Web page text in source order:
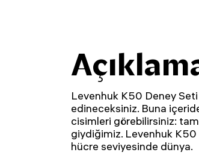
Levenhuk K50 Deney
edineceksiniz. Buna
cisimleri görebilirsiniz:
giydiğimiz. Levenhuk K50
hücre seviyesinde dünya.